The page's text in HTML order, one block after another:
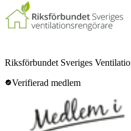
Riksförbundet Sveriges
Verifierad medlem